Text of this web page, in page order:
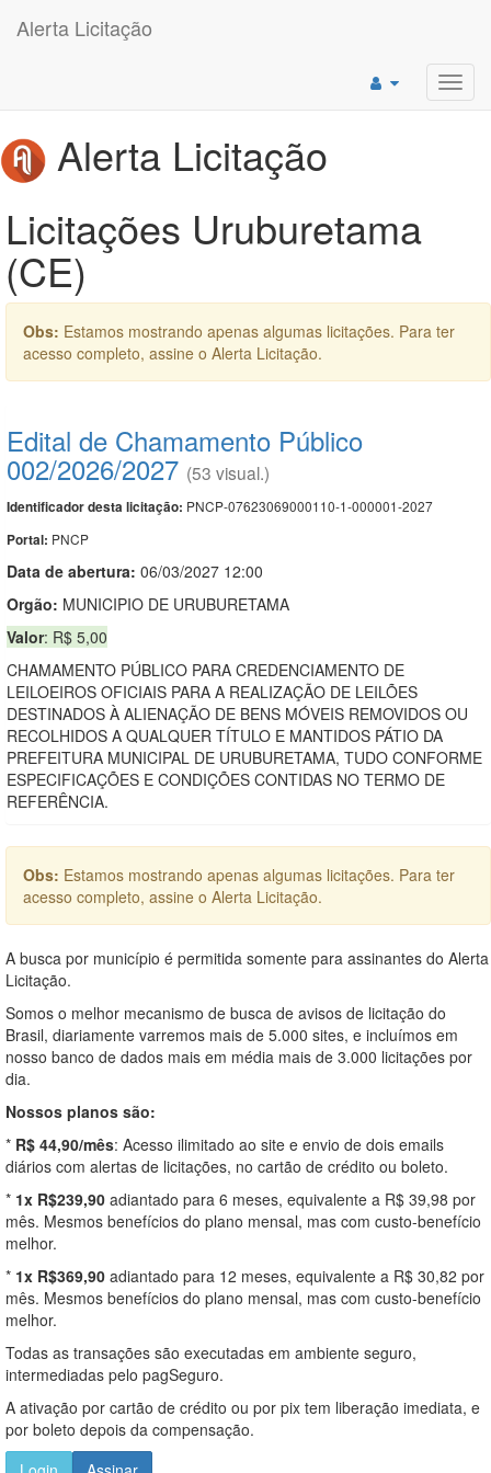
Alerta Licitação
Alerta Licitação
Licitações Uruburetama
(CE)
Obs: Estamos mostrando apenas algumas licitações. Para ter
acesso completo, assine o Alerta Licitação.
Edital de Chamamento Público
002/2026/2027 (53 visual.)
Identificador desta licitação: PNCP-07623069000110-1-000001-2027
Portal: PNCP
Data de abertura: 06/03/2027 12:00
Orgão: MUNICIPIO DE URUBURETAMA
Valor: R$ 5,00
CHAMAMENTO PÚBLICO PARA CREDENCIAMENTO DE
LEILOEIROS OFICIAIS PARA A REALIZAÇÃO DE LEILÕES
DESTINADOS À ALIENAÇÃO DE BENS MÓVEIS REMOVIDOS OU
RECOLHIDOS A QUALQUER TÍTULO E MANTIDOS PÁTIO DA
PREFEITURA MUNICIPAL DE URUBURETAMA, TUDO CONFORME
ESPECIFICAÇÕES E CONDIÇÕES CONTIDAS NO TERMO DE
REFERÊNCIA.
Obs: Estamos mostrando apenas algumas licitações. Para ter
acesso completo, assine o Alerta Licitação.
A busca por município é permitida somente para assinantes do Alerta
Licitação.
Somos o melhor mecanismo de busca de avisos de licitação do
Brasil, diariamente varremos mais de 5.000 sites, e incluímos em
nosso banco de dados mais em média mais de 3.000 licitações por
dia.
Nossos planos são:
* R$ 44,90/mês: Acesso ilimitado ao site e envio de dois emails
diários com alertas de licitações, no cartão de crédito ou boleto.
* 1x R$239,90 adiantado para 6 meses, equivalente a R$ 39,98 por
mês. Mesmos benefícios do plano mensal, mas com custo-benefício
melhor.
* 1x R$369,90 adiantado para 12 meses, equivalente a R$ 30,82 por
mês. Mesmos benefícios do plano mensal, mas com custo-benefício
melhor.
Todas as transações são executadas em ambiente seguro,
intermediadas pelo pagSeguro.
A ativação por cartão de crédito ou por pix tem liberação imediata, e
por boleto depois da compensação.